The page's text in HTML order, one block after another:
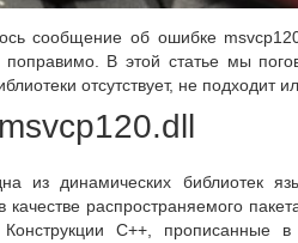
сообщение об ошибке
поправимо. В этой статье мы
отсутствует, не подходит
из динамических библиотек
качестве распространяемого
C++, прописанные в